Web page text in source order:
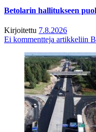
Betolarin hallitukseen
Kirjoitettu 7.8.2026
Ei kommentteja artikkeliin